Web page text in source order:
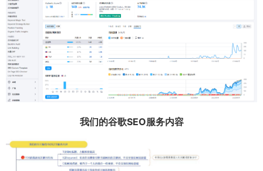
我们的谷歌SEO服务内容